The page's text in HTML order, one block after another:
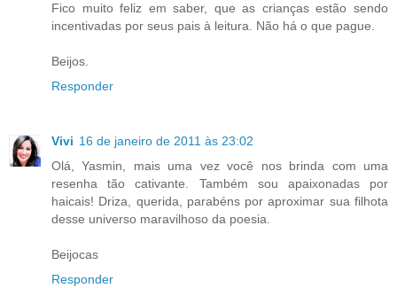
Fico muito feliz em saber, que as crianças estão sendo
incentivadas por seus pais à leitura. Não há o que pague.
Beijos.
Responder
Vivi 16 de janeiro de 2011 às 23:02
Olá, Yasmin, mais uma vez você nos brinda com uma
resenha tão cativante. Também sou apaixonadas por
haicais! Driza, querida, parabéns por aproximar sua filhota
desse universo maravilhoso da poesia.
Beijocas
Responder